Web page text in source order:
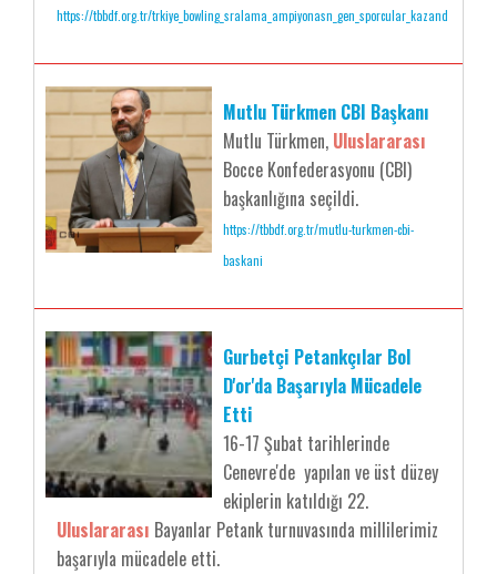
https://tbbdf.org.tr/trkiye_bowling_sralama_ampiyonasn_gen_sporcular_kazand
Mutlu Türkmen CBI Başkanı
Mutlu Türkmen, Uluslararası
Bocce Konfederasyonu (CBI)
başkanlığına seçildi.
https://tbbdf.org.tr/mutlu-turkmen-cbi-
baskani
Gurbetçi Petankçılar Bol
D'or'da Başarıyla Mücadele
Etti
16-17 Şubat tarihlerinde
Cenevre'de yapılan ve üst düzey
ekiplerin katıldığı 22.
Uluslararası Bayanlar Petank turnuvasında millilerimiz
başarıyla mücadele etti.